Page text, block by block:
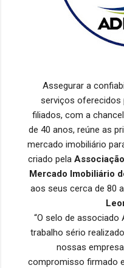
Assegurar a
serviços oferecidos
filiados, com a
de 40 anos, reúne as
mercado imobiliário
criado pela
Mercado Imobiliário
aos seus cerca de 80
“O selo de associado
trabalho sério
nossas
compromisso firmado